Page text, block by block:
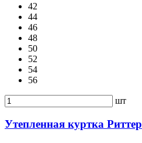
42
44
46
48
50
52
54
56
шт
Утепленная куртка Риттер